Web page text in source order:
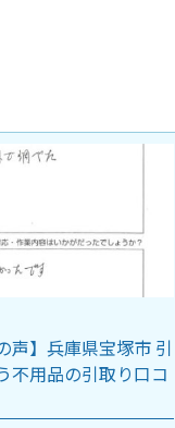
声】京都市山科区 引
不用品の引取り口コ